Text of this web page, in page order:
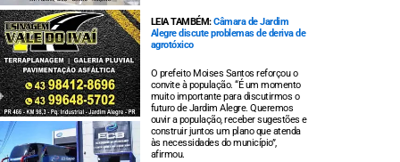
LEIA TAMBÉM:Câmara de Jardim
Alegre discute problemas de deriva de
agrotóxico
O prefeito Moises Santos reforçou o
convite à população. “É um momento
muito importante para discutirmos o
futuro de Jardim Alegre. Queremos
ouvir a população, receber sugestões e
construir juntos um plano que atenda
às necessidades do município”,
afirmou.